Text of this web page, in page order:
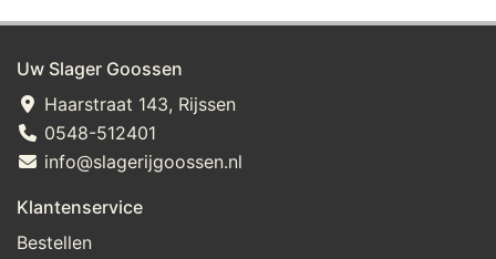
Uw Slager Goossen
Haarstraat 143, Rijssen
0548-512401
info@slagerijgoossen.nl
Klantenservice
Bestellen